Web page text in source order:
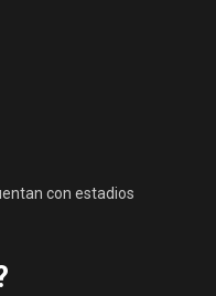
con estadios